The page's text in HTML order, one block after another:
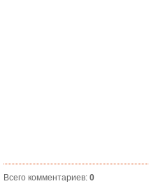
Всего комментариев: 0